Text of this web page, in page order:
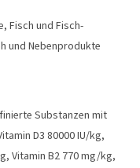
Fisch und Fisch-
und Nebenprodukte
Substanzen mit
D3 80000 IU/kg,
Vitamin B2 770 mg/kg,